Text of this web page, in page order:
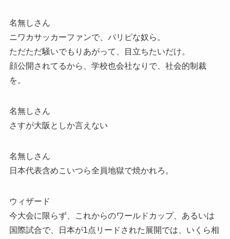
名無しさん
ニワカサッカーファンで、パリピな奴ら。
ただただ騒いでもりあがって、目立ちたいだけ。
顔公開されてるから、学校也会社なりで、社会的制裁
を。
名無しさん
さすが大阪としか言えない
名無しさん
日本代表含めこいつら全員地獄で焼かれろ。
ウィザード
今大会に限らず、これからのワールドカップ、あるいは
国際試合で、日本が1点リードされた展開では、いくら相